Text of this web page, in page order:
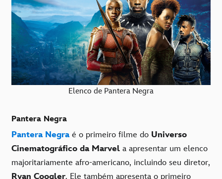
Elenco de Pantera Negra
Pantera Negra
Pantera Negraé o primeiro filme do Universo
Cinematográfico da Marvel a apresentar um elenco
majoritariamente afro-americano, incluindo seu diretor,
Ryan Coogler. Ele também apresenta o primeiro